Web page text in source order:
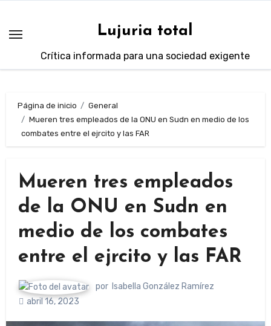
contenido
Lujuria total
Crítica informada para una sociedad exigente
Página de inicio
General
Mueren tres empleados de la ONU en Sudn en medio de los
combates entre el ejrcito y las FAR
Mueren tres empleados
de la ONU en Sudn en
medio de los combates
entre el ejrcito y las FAR
por Isabella González Ramírez
abril 16, 2023